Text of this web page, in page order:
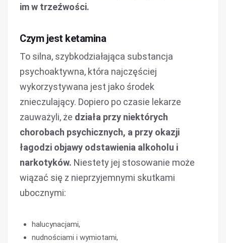
im w trzeźwości.
Czym jest ketamina
To silna, szybkodziałająca substancja
psychoaktywna, która najczęściej
wykorzystywana jest jako środek
znieczulający. Dopiero po czasie lekarze
zauważyli, że działa przy niektórych
chorobach psychicznych, a przy okazji
łagodzi objawy odstawienia alkoholu i
narkotyków. Niestety jej stosowanie może
wiązać się z nieprzyjemnymi skutkami
ubocznymi:
halucynacjami,
nudnościami i wymiotami,